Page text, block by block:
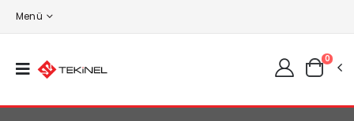
Menü
0